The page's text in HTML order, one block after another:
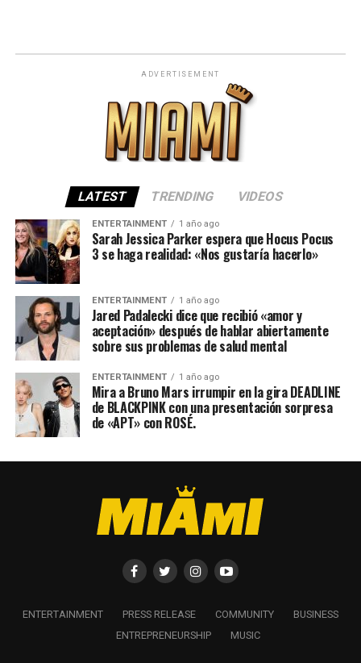
ADVERTISEMENT
LATEST TRENDING VIDEOS
ENTERTAINMENT 1 año ago
Sarah Jessica Parker espera que Hocus Pocus
3 se haga realidad: «Nos gustaría hacerlo»
ENTERTAINMENT 1 año ago
Jared Padalecki dice que recibió «amor y
aceptación» después de hablar abiertamente
sobre sus problemas de salud mental
ENTERTAINMENT 1 año ago
Mira a Bruno Mars irrumpir en la gira DEADLINE
de BLACKPINK con una presentación sorpresa
de «APT» con ROSÉ.
ENTERTAINMENT PRESS RELEASE COMMUNITY
BUSINESS
ENTREPRENEURSHIP
MUSIC